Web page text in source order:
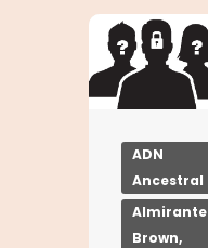
ADN
Ancestral
Almirante
Brown,